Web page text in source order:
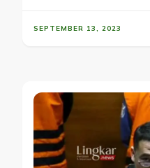
SEPTEMBER 13, 2023